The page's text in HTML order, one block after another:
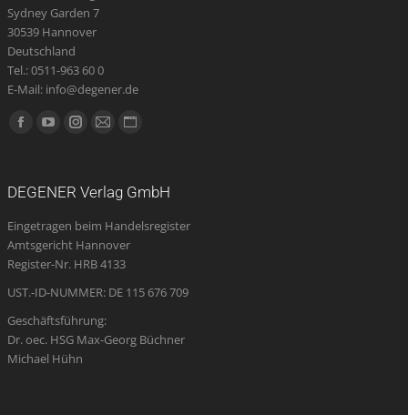
Sydney Garden 7
30539 Hannover
Deutschland
Tel.: 0511-963 60 0
E-Mail: info@degener.de
Finden Sie uns auf:
Facebook
new
window
YouTube
new
window
Instagram
new
window
E-
opens
in
new
Website
new
DEGENER Verlag GmbH
Eingetragen beim Handelsregister
Amtsgericht Hannover
Register-Nr. HRB 4133
UST.-ID-NUMMER: DE 115 676 709
Geschäftsführung:
Dr. oec. HSG Max-Georg Büchner
Michael Hühn